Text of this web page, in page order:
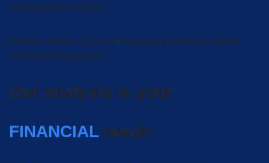
nascetur ridiculus mus.
Aenaen massa, Cum soolis natoque penatibus montes
nascetur ridiculus mus.
Our analysis is your
FINANCIALresult.